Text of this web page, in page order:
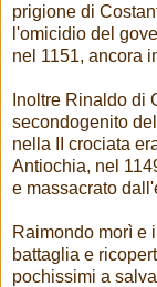
prigione di
l'omicidio del
nel 1151, ancora
Inoltre Rinaldo di
secondogenito
nella II crociata
Antiochia, nel
e massacrato
Raimondo morì e
battaglia e
pochissimi a